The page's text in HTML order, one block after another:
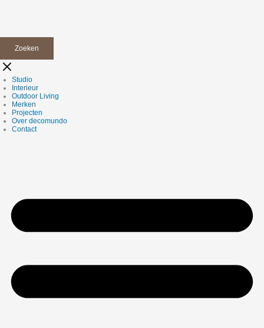
Zoeken
Studio
Interieur
Outdoor Living
Merken
Projecten
Over decomundo
Contact